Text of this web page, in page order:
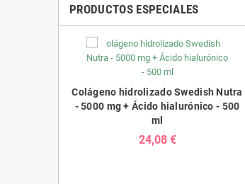
PRODUCTOS ESPECIALES
Colágeno hidrolizado Swedish Nutra
- 5000 mg + Ácido hialurónico - 500
ml
24,08 €